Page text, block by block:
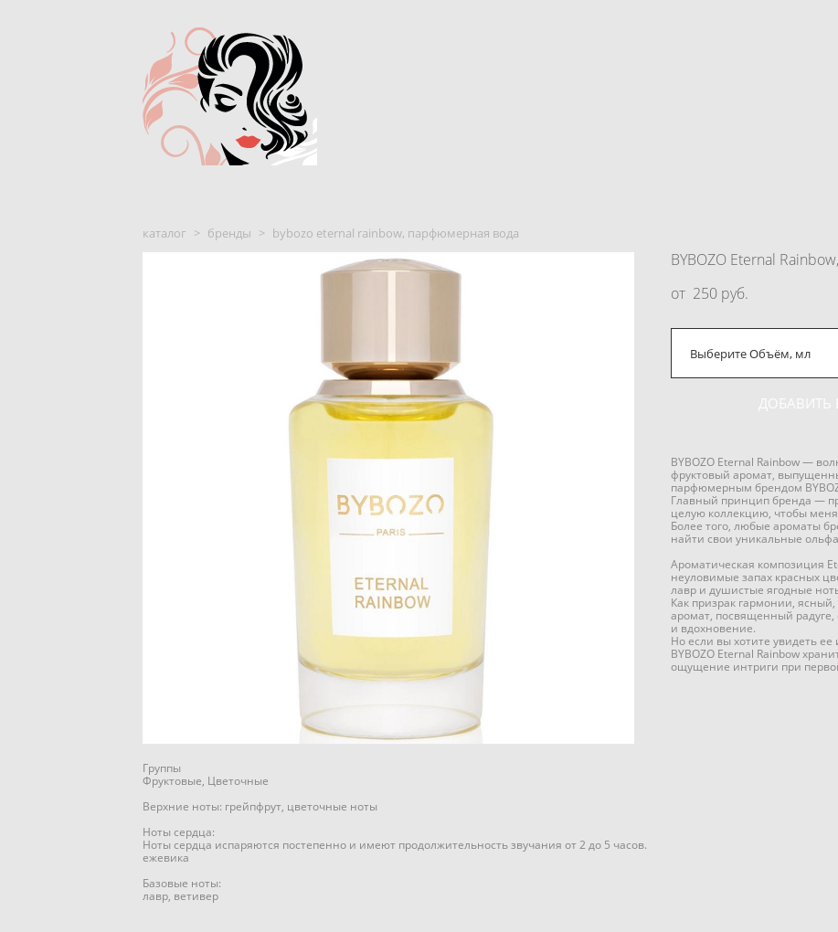
каталог > бренды > bybozo eternal rainbow, парфюмерная вода
BYBOZO Eternal
от 250 pуб.
Выберите Объём, мл
ДОБАВИТЬ
BYBOZO Eternal Rainbow —
фруктовый аромат,
парфюмерным брендом
Главный принцип бренда —
целую коллекцию, чтобы
Более того, любые ароматы
найти свои уникальные
Ароматическая композиция
неуловимые запах красных
лавр и душистые ягодные
Как призрак гармонии,
аромат, посвященный радуге,
и вдохновение.
Но если вы хотите увидеть
BYBOZO Eternal Rainbow
ощущение интриги при
Группы
Фруктовые, Цветочные
Верхние ноты: грейпфрут, цветочные ноты
Ноты сердца:
Ноты сердца испаряются постепенно и имеют продолжительность звучания от 2 до 5 часов.
ежевика
Базовые ноты:
лавр, ветивер